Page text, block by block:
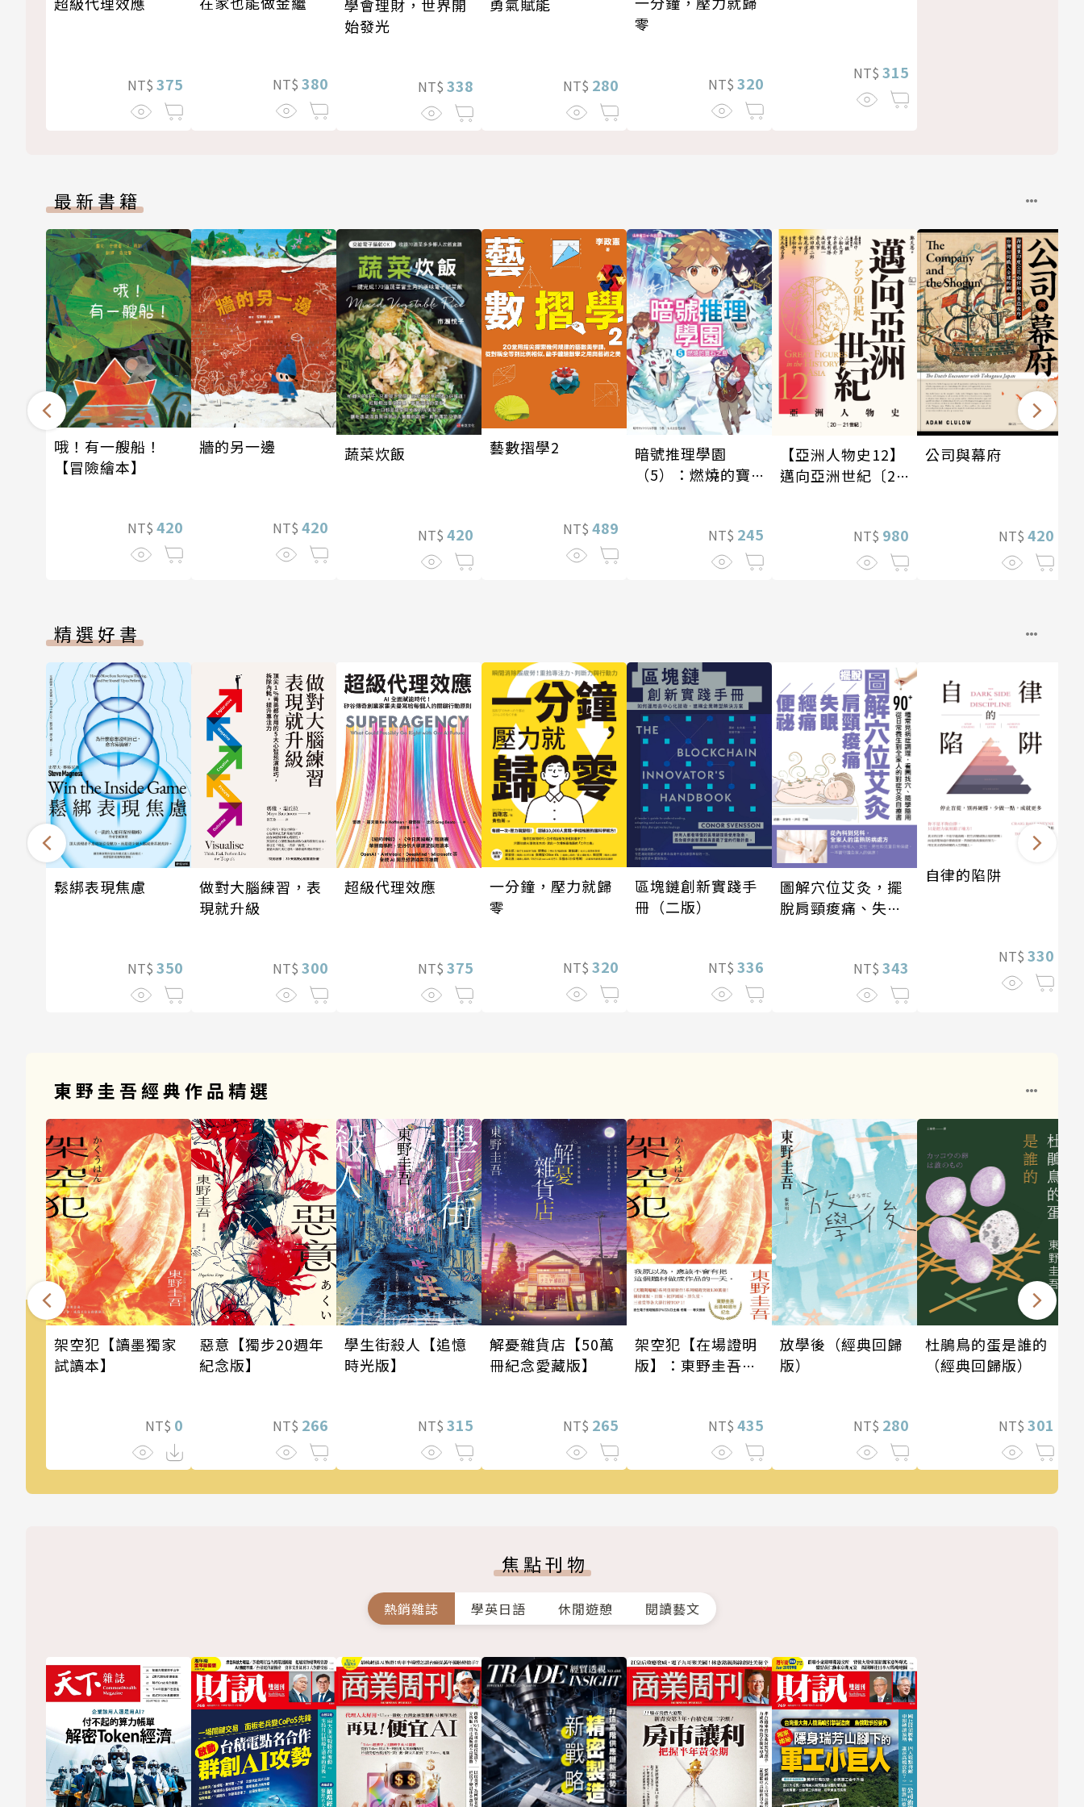
NT$ 375 NT$ 380
學會理財，世界開
始發光
NT$ 338 NT$ 280
零
NT$ 320 NT$ 315
最新書籍
哦！有一艘船！
【冒險繪本】
NT$ 420
牆的另一邊
NT$ 420
蔬菜炊飯
NT$ 420
藝數摺學2
NT$ 489
暗號推理學園
（5）：燃燒的寶
NT$ 245
【亞洲人物史12】
邁向亞洲世紀〔20
NT$ 980
公司與幕府
NT$ 420
精選好書
鬆綁表現焦慮
NT$ 350
做對大腦練習，表
現就升級
NT$ 300
超級代理效應
NT$ 375
一分鐘，壓力就歸
零
NT$ 320
區塊鏈創新實踐手
冊（二版）
NT$ 336
圖解穴位艾灸，擺
脫肩頸痠痛、失
NT$ 343
自律的陷阱
NT$ 330
東野圭吾經典作品精選
架空犯【讀墨獨家
試讀本】
NT$ 0
惡意【獨步20週年
紀念版】
NT$ 266
學生街殺人【追憶
時光版】
NT$ 315
解憂雜貨店【50萬
冊紀念愛藏版】
NT$ 265
架空犯【在場證明
版】：東野圭吾出
列重磅新作！
NT$ 435
放學後（經典回歸
版）
NT$ 280
杜鵑鳥的蛋是誰的
（經典回歸版）
NT$ 301
焦點刊物
熱銷雜誌 學英日語 休閒遊憩 閱讀藝文